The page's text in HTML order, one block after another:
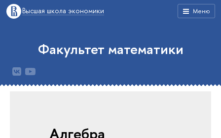
Меню
Высшая школа экономики
Факультет математики
Алгебра